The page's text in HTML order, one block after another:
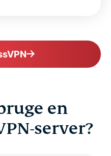
risk-free
en
server?